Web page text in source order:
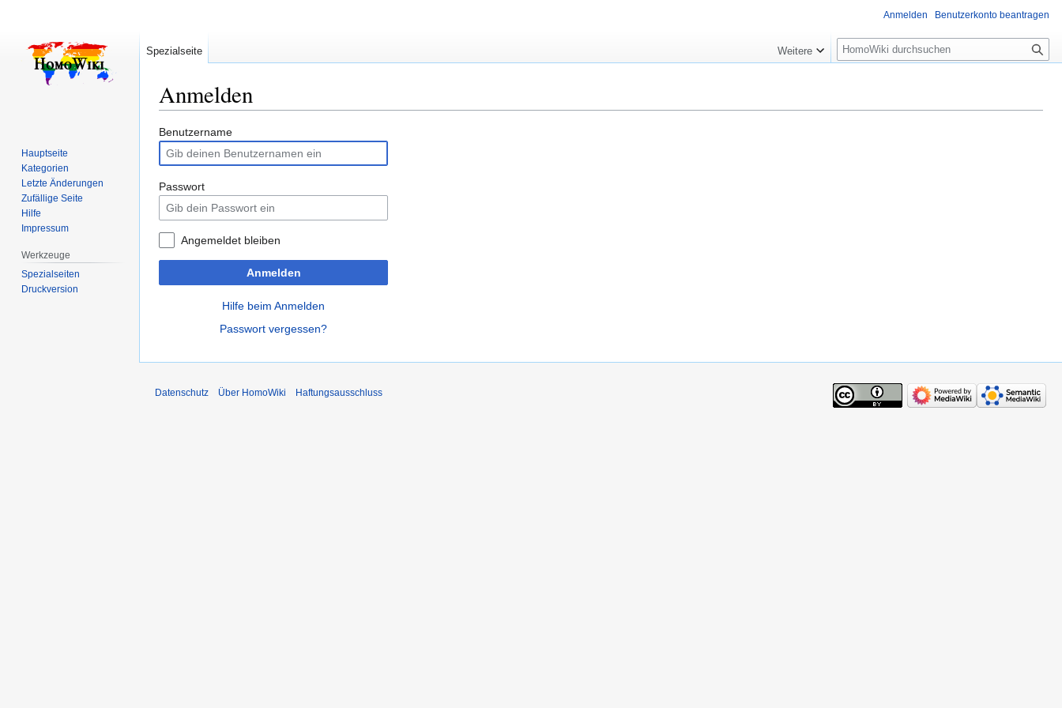
Anmelden
Zur
Navigation
springen
Zur
Suche
springen
Benutzername
Passwort
Angemeldet bleiben
Anmelden
Hilfe beim Anmelden
Passwort vergessen?
Anmelden Benutzerkonto beantragen
Spezialseite Weitere
Suche
Hauptseite
Kategorien
Letzte Änderungen
Zufällige Seite
Hilfe
Impressum
Werkzeuge
Spezialseiten
Druckversion
Datenschutz Über HomoWiki Haftungsausschluss